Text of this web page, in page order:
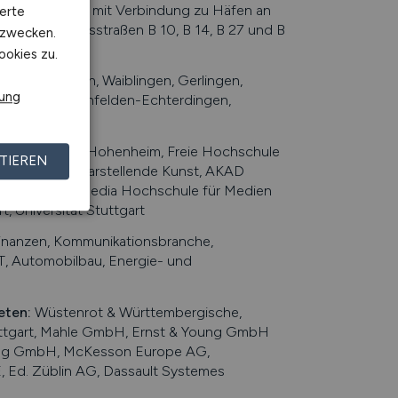
Hafen mit Verbindung zu Häfen an
81, Bundesstraßen B 10, B 14, B 27 und B
Sindelfingen, Waiblingen, Gerlingen,
Leinfelden-Echterdingen,
Universität Hohenheim, Freie Hochschule
und Darstellende Kunst, AKAD
Macromedia Hochschule für Medien
Universität Stuttgart
Kommunikationsbranche,
Automobilbau, Energie- und
: Wüstenrot & Württembergische,
Mahle GmbH, Ernst & Young GmbH
McKesson Europe AG,
Züblin AG, Dassault Systemes
zu.